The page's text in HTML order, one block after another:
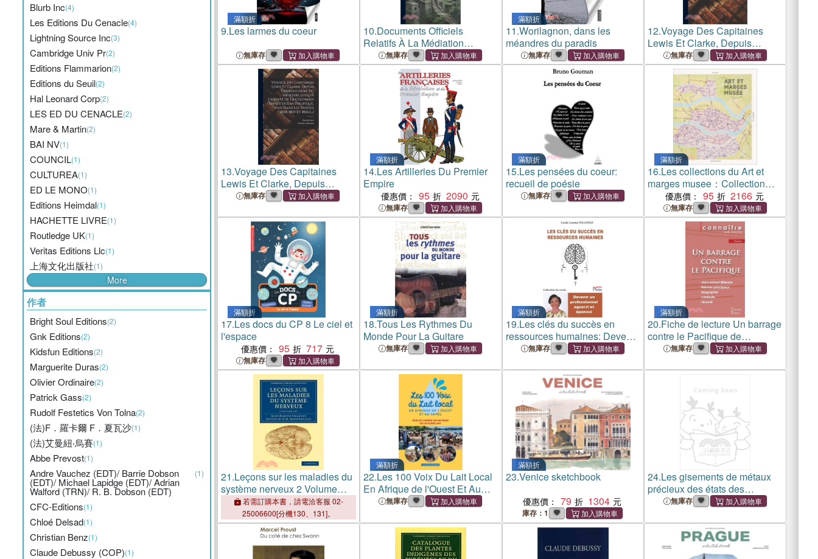
Blurb Inc(4)
Les Editions Du Cenacle(4)
Lightning Source Inc(3)
Cambridge Univ Pr(2)
Editions Flammarion(2)
Editions du Seuil(2)
Hal Leonard Corp(2)
LES ED DU CENACLE(2)
Mare & Martin(2)
BAI NV(1)
COUNCIL(1)
CULTUREA(1)
ED LE MONO(1)
Editions Heimdal(1)
HACHETTE LIVRE(1)
Routledge UK(1)
Veritas Editions Llc(1)
上海文化出版社(1)
More
作者
Bright Soul Editions(2)
Gnk Editions(2)
Kidsfun Editions(2)
Marguerite Duras(2)
Olivier Ordinaire(2)
Patrick Gass(2)
Rudolf Festetics Von Tolna(2)
(法)F．羅卡爾 F．夏瓦沙(1)
(法)艾曼紐‧烏賽(1)
Abbe Prevost(1)
Andre Vauchez (EDT)/ Barrie Dobson
(EDT)/ Michael Lapidge (EDT)/ Adrian
Walford (TRN)/ R. B. Dobson (EDT)
(1)
CFC-Editions(1)
Chloé Delsad(1)
Christian Benz(1)
Claude Debussy (COP)(1)
滿額折
9.Les larmes du coeur
無庫存
10.Documents Officiels
Relatifs À La Médiation
Pacifique De La République
Du Paraguay Dans Le
Différend Existant Entre Les
Gouvernements De La
Confédérat
無庫存
滿額折
11.Worilagnon, dans les
méandres du paradis
無庫存
12.Voyage Des Capitaines
Lewis Et Clarke, Depuis
L'embouchure Du Missouri,
Jusqu'à L'entrée De La
Colombia Dans L'océan
Pacifique, Fait Dans Les
Années 1
無庫存
13.Voyage Des Capitaines
Lewis Et Clarke, Depuis
L'embouchure Du Missouri,
Colombia Dans L'océan
Pacifique, Fait Dans Les
Années 1
無庫存
滿額折
14.Les Artilleries Du Premier
Empire
優惠價： 95 2090
無庫存
滿額折
15.Les pensées du coeur:
recueil de poésie
無庫存
滿額折
16.Les collections du Art et
marges musee：Collection
Strates優惠價： 95 2166
無庫存
滿額折
17.Les docs du CP 8 Le ciel et
l'espace
優惠價： 95 717
無庫存
滿額折
18.Tous Les Rythmes Du
Monde Pour La Guitare
無庫存
滿額折
19.Les clés du succès en
ressources humaines: Devenir
un professionnel aguerri et
無庫存
滿額折
20.Fiche de lecture Un barrage
contre le Pacifique de
Marguerite Duras (Analyse
résumé complet)
無庫存
21.Leçons sur les maladies du
système nerveux 2 Volume
Set：Faites a la Salpêtrière
若需訂購本書，請電洽客服 02-
25006600[分機130、131]。
滿額折
22.Les 100 Voix Du Lait Local
En Afrique de l'Ouest Et Au
Sahel: Mise en lumière des
無庫存
滿額折
23.Venice sketchbook
優惠價： 79 1304
庫存：1
24.Les gisements de métaux
précieux des états des
territoires du Pacifique, États-
無庫存